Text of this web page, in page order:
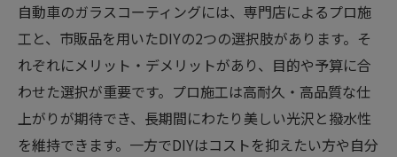
自動車のガラスコーティングには、専門店によるプロ施
工と、市販品を用いたDIYの2つの選択肢があります。そ
れぞれにメリット・デメリットがあり、目的や予算に合
わせた選択が重要です。プロ施工は高耐久・高品質な仕
上がりが期待でき、長期間にわたり美しい光沢と撥水性
を維持できます。一方でDIYはコストを抑えたい方や自分